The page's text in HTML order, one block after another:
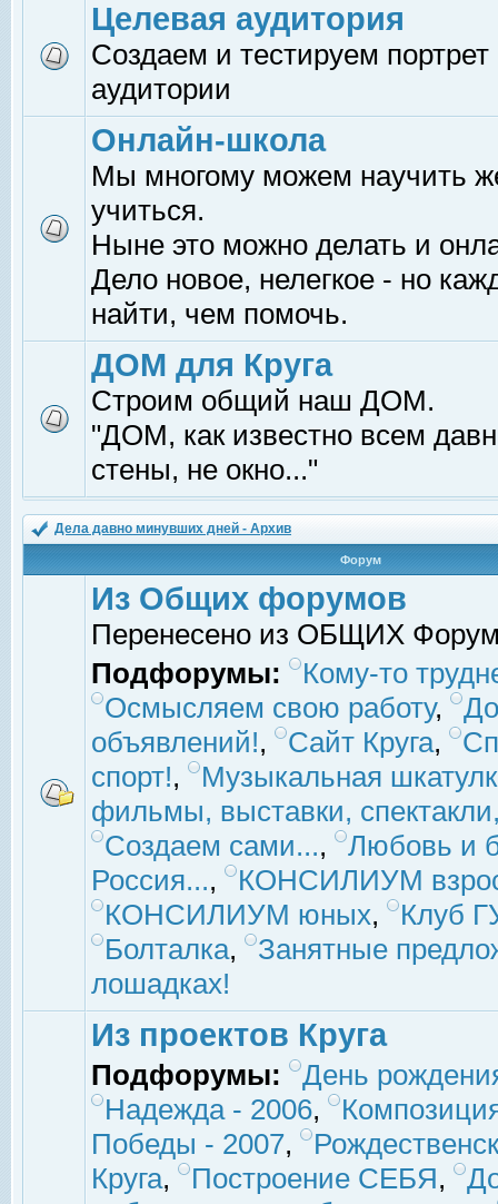
Целевая аудитория
Создаем и тестируем
аудитории
Онлайн-школа
Мы многому можем научить
учиться.
Ныне это можно делать и
Дело новое, нелегкое - но
найти, чем помочь.
ДОМ для Круга
Строим общий наш ДОМ.
"ДОМ, как известно всем
стены, не окно..."
Дела давно минувших дней - Архив
Форум
Из Общих форумов
Перенесено из ОБЩИХ
Подфорумы:
Кому-то
Осмысляем свою работу,
объявлений!, Сайт Круга,
спорт!,
Музыкальная
фильмы, выставки,
Создаем сами...,
Любовь и
Россия...,
КОНСИЛИУМ
КОНСИЛИУМ юных,
Клуб
Болталка,
Занятные
лошадках!
Из проектов Круга
Подфорумы:
День
Надежда - 2006,
Победы - 2007,
Круга, Построение СЕБЯ,